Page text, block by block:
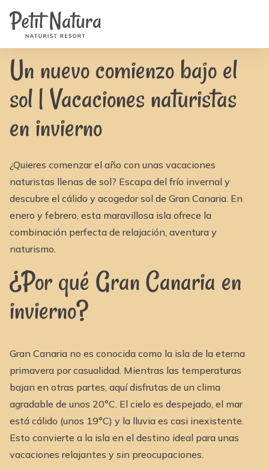
Habitaciones
Fotos
Noticias
FAQ
Contacto
NL
FR
IT
ES
Un nuevo comienzo bajo el sol | Vacaciones naturistas en
invierno
Un nuevo comienzo bajo el
sol | Vacaciones naturistas
en invierno
¿Quieres comenzar el año con unas vacaciones
naturistas llenas de sol? Escapa del frío invernal y
descubre el cálido y acogedor sol de Gran Canaria. En
enero y febrero, esta maravillosa isla ofrece la
combinación perfecta de relajación, aventura y
naturismo.
¿Por qué Gran Canaria en
invierno?
Gran Canaria no es conocida como la isla de la eterna
primavera por casualidad. Mientras las temperaturas
bajan en otras partes, aquí disfrutas de un clima
agradable de unos 20°C. El cielo es despejado, el mar
está cálido (unos 19°C) y la lluvia es casi inexistente.
Esto convierte a la isla en el destino ideal para unas
vacaciones relajantes y sin preocupaciones.